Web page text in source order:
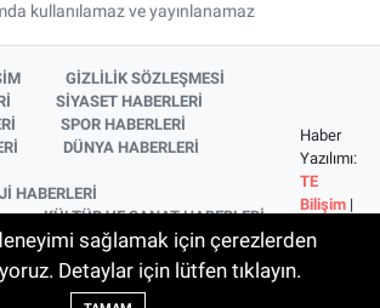
kullanılamaz ve yayınlanamaz
GİZLİLİK SÖZLEŞMESİ
SİYASET HABERLERİ
SPOR HABERLERİ
DÜNYA HABERLERİ
HABERLERİ
KÜLTÜR VE SANAT HABERLERİ
YAŞAM HABERLERİ
İZMİR HABERLERİ
HABERLERİ
Haber
Yazılımı:
TE
Bilişim |
© 2026
sağlamak için çerezlerden
Detaylar için lütfen tıklayın.